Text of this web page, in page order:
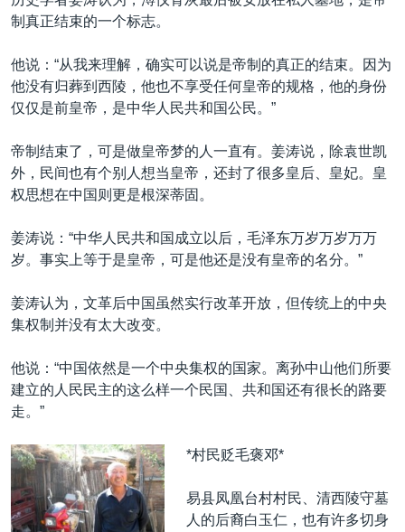
制真正结束的一个标志。
他说：“从我来理解，确实可以说是帝制的真正的结束。因为
他没有归葬到西陵，他也不享受任何皇帝的规格，他的身份
仅仅是前皇帝，是中华人民共和国公民。”
帝制结束了，可是做皇帝梦的人一直有。姜涛说，除袁世凯
外，民间也有个别人想当皇帝，还封了很多皇后、皇妃。皇
权思想在中国则更是根深蒂固。
姜涛说：“中华人民共和国成立以后，毛泽东万岁万岁万万
岁。事实上等于是皇帝，可是他还是没有皇帝的名分。”
姜涛认为，文革后中国虽然实行改革开放，但传统上的中央
集权制并没有太大改变。
他说：“中国依然是一个中央集权的国家。离孙中山他们所要
建立的人民民主的这么样一个民国、共和国还有很长的路要
走。”
*村民贬毛褒邓*
易县凤凰台村村民、清西陵守墓
人的后裔白玉仁，也有许多切身